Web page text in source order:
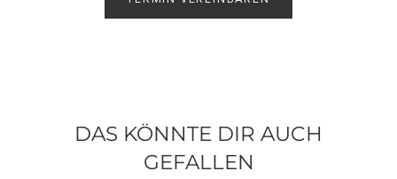
DAS KÖNNTE DIR AUCH
GEFALLEN